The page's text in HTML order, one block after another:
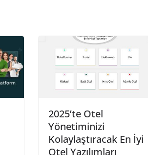
2025’te Otel
Yönetiminizi
Kolaylaştıracak En İyi
Otel Yazılımları